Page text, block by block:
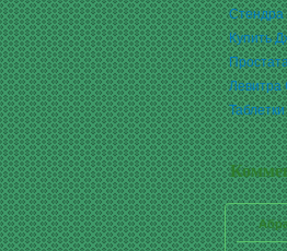
Стендра
Купить
Левитра